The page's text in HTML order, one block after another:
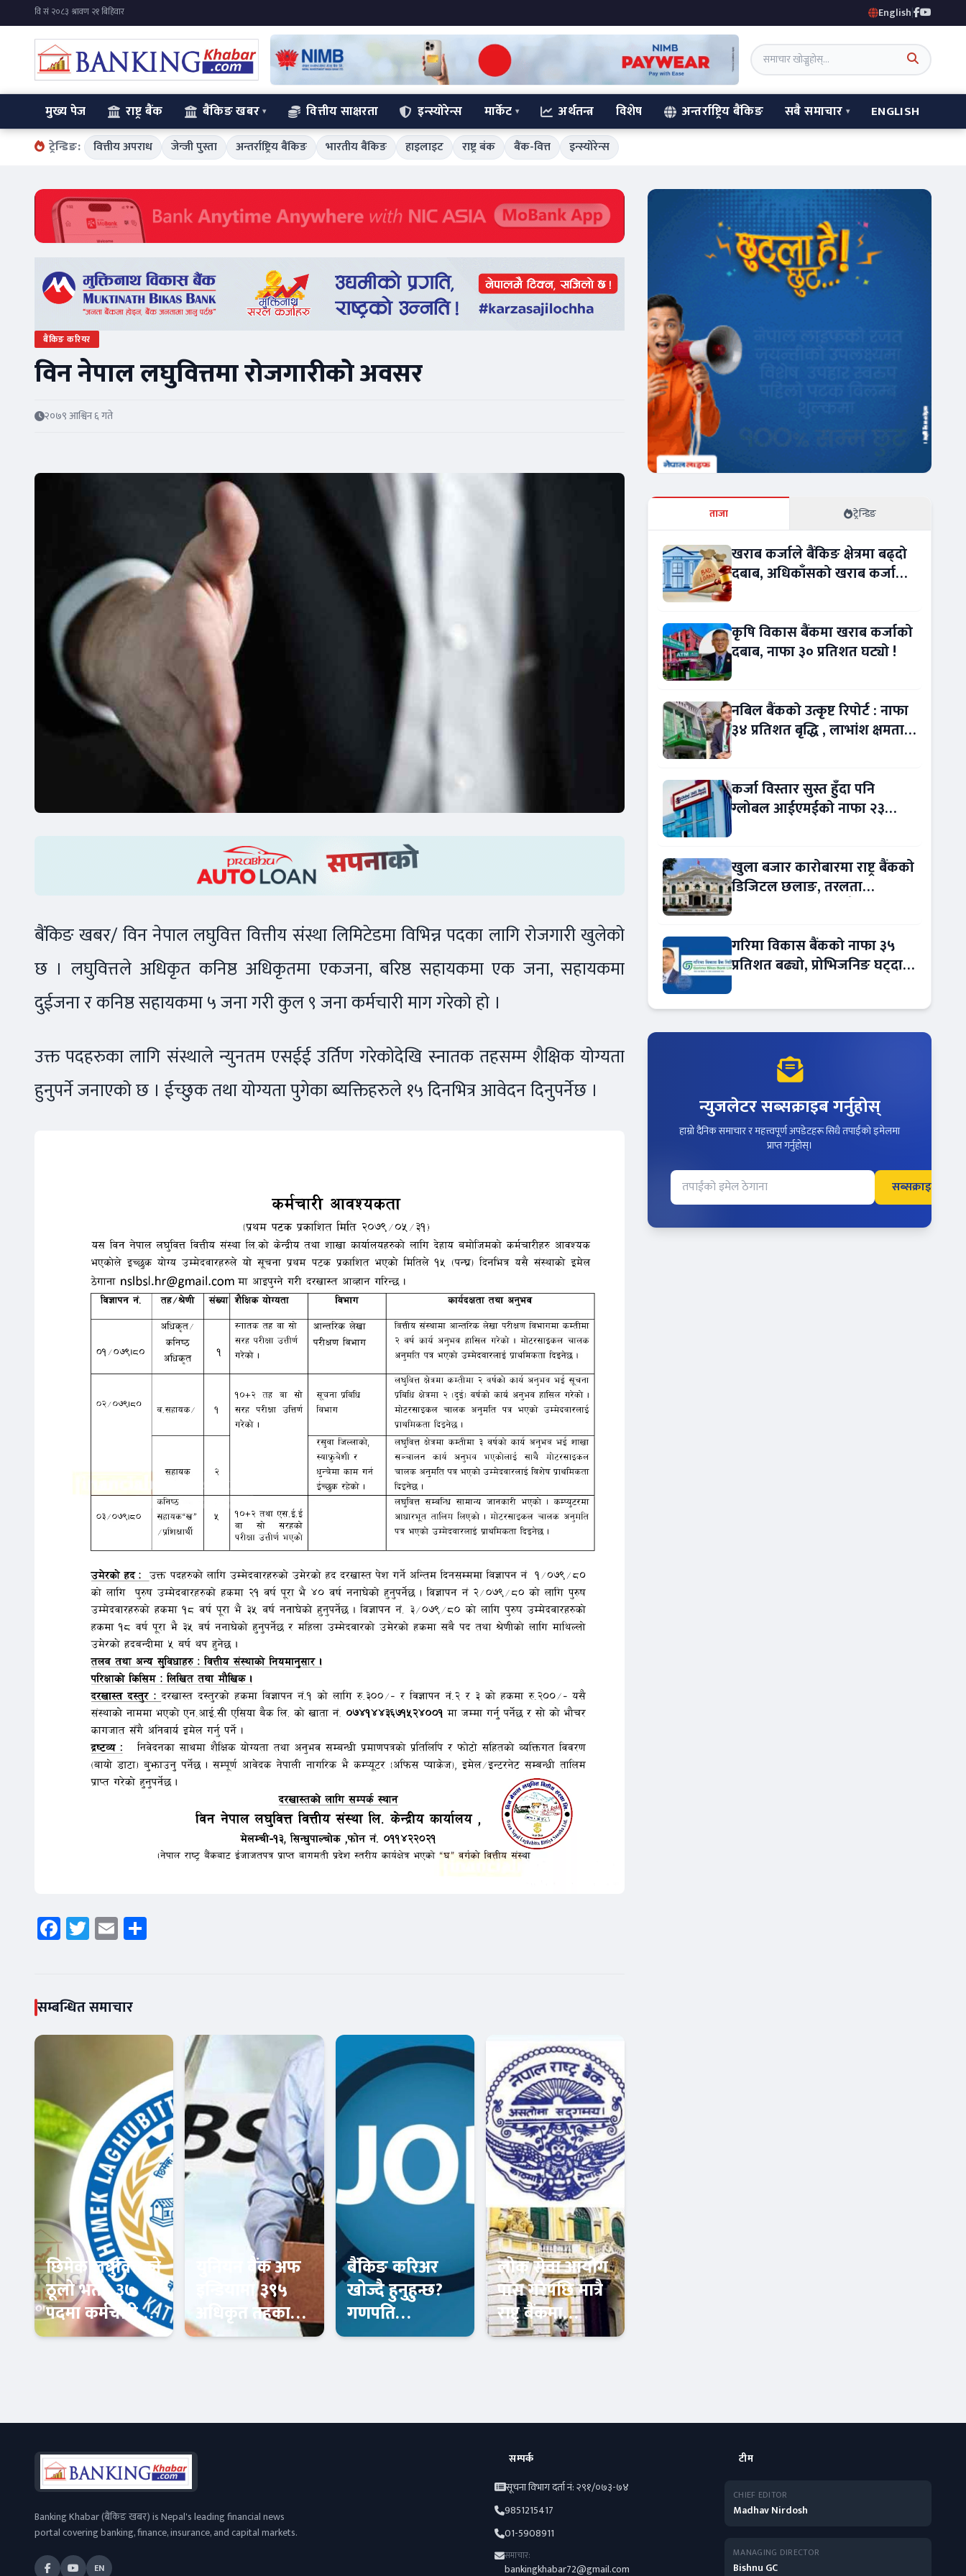
English|
मुख्य पेज राष्ट्र बैंक बैंकिङ खबर वित्तीय साक्षरता इन्स्योरेन्स मार्केट अर्थतन्त्र विशेष अन्तर्राष्ट्रिय बैंकिङ सबै समाचार ENGLISH
ट्रेन्डिङ: वित्तीय अपराध जेन्जी पुस्ता अन्तर्राष्ट्रिय बैंकिङ भारतीय बैंकिङ हाइलाइट राष्ट्र बंक बैंक-वित्त इन्स्योरेन्स
बैंकिङ करियर
विन नेपाल लघुवित्तमा रोजगारीको अवसर
२०७९ आश्विन ६ गते
बैंकिङ खबर/ विन नेपाल लघुवित्त वित्तीय संस्था लिमिटेडमा विभिन्न पदका लागि रोजगारी खुलेको
छ । लघुवित्तले अधिकृत कनिष्ठ अधिकृतमा एकजना, बरिष्ठ सहायकमा एक जना, सहायकमा
दुईजना र कनिष्ठ सहायकमा ५ जना गरी कुल ९ जना कर्मचारी माग गरेको हो ।
उक्त पदहरुका लागि संस्थाले न्युनतम एसईई उर्तिण गरेकोदेखि स्नातक तहसम्म शैक्षिक योग्यता
हुनुपर्ने जनाएको छ । ईच्छुक तथा योग्यता पुगेका ब्यक्तिहरुले १५ दिनभित्र आवेदन दिनुपर्नेछ ।
Facebook
Twitter
Email
सम्बन्धित समाचार
छिमेक लघुवित्तको
ठूलो भर्ती, ३७
पदमा कर्मचारी
माग
युनियन बैंक अफ
इन्डियामा ३९५
अधिकृत तहका
कर्मचारी माग
बैंकिङ करिअर
खोज्दै हुनुहुन्छ?
गणपति
लघुवित्तमा खुल्यो
लोक सेवा आयोग
पास गरेपछि मात्रै
राष्ट्र बैंकमा
आवेदन दिन पाइने
ताजा ट्रेन्डिङ
खराब कर्जाले बैंकिङ क्षेत्रमा बढ्दो
दबाब, अधिकाँसको खराब कर्जा
कृषि विकास बैंकमा खराब कर्जाको
दबाब, नाफा ३० प्रतिशत घट्यो !
नबिल बैंकको उत्कृष्ट रिपोर्ट : नाफा
३४ प्रतिशत बृद्धि , लाभांश क्षमता
कर्जा विस्तार सुस्त हुँदा पनि
ग्लोबल आईएमईको नाफा २३
खुला बजार कारोबारमा राष्ट्र बैंकको
डिजिटल छलाङ, तरलता
गरिमा विकास बैंकको नाफा ३५
प्रतिशत बढ्यो, प्रोभिजनिङ घट्दा
न्युजलेटर सब्सक्राइब गर्नुहोस्
हाम्रो दैनिक समाचार र महत्त्वपूर्ण अपडेटहरू सिधै तपाईंको इमेलमा
प्राप्त गर्नुहोस्।
सब्सक्राइब
Banking Khabar (बैंकिङ खबर) is Nepal's leading financial news
portal covering banking, finance, insurance, and capital markets.
EN
सम्पर्क
सूचना विभाग दर्ता नं: २९१/०७३-७४
9851215417
01-5908911
समाचार:
bankingkhabar72@gmail.com
टीम
CHIEF EDITOR
Madhav Nirdosh
MANAGING DIRECTOR
Bishnu GC